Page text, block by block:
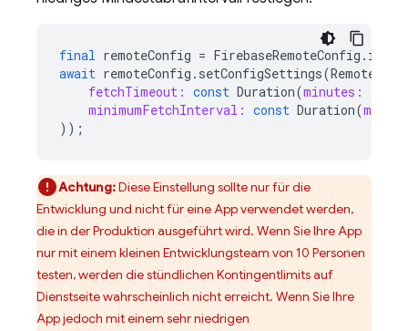
final remoteConfig = FirebaseRemoteConfig .
await remoteConfig . setConfigSettings(
fetchTimeout: const Duration(minutes:
minimumFetchInterval: const Duration(
));
Achtung:Diese Einstellung sollte nur für die
Entwicklung und nicht für eine App verwendet werden,
die in der Produktion ausgeführt wird. Wenn Sie Ihre App
nur mit einem kleinen Entwicklungsteam von 10 Personen
testen, werden die stündlichen Kontingentlimits auf
Dienstseite wahrscheinlich nicht erreicht. Wenn Sie Ihre
App jedoch mit einem sehr niedrigen